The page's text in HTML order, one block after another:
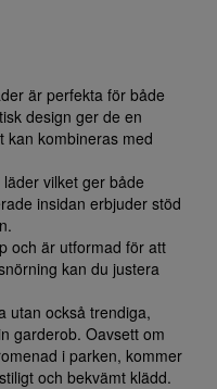
är perfekta för både
design ger de en
kan kombineras med
vilket ger både
insidan erbjuder stöd
och är utformad för att
kan du justera
utan också trendiga,
garderob. Oavsett om
i parken, kommer
och bekvämt klädd.